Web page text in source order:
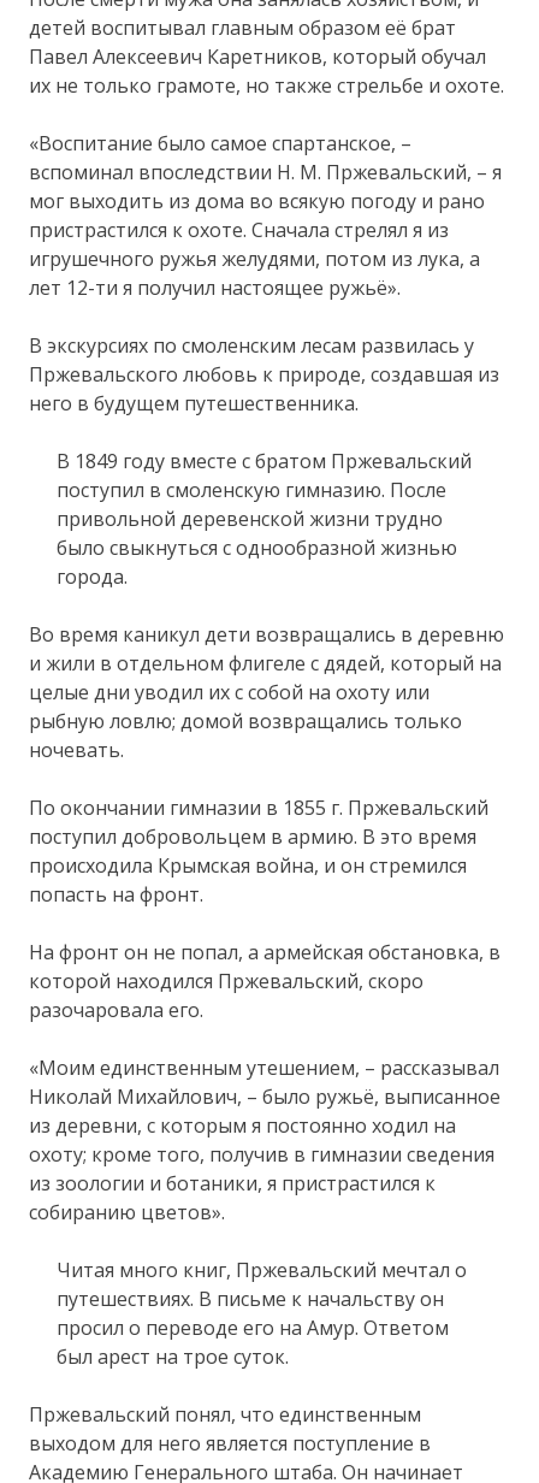
детей воспитывал главным образом её брат
Павел Алексеевич Каретников, который обучал
их не только грамоте, но также стрельбе и охоте.
«Воспитание было самое спартанское, –
вспоминал впоследствии H. M. Пржевальский, – я
мог выходить из дома во всякую погоду и рано
пристрастился к охоте. Сначала стрелял я из
игрушечного ружья желудями, потом из лука, а
лет 12-ти я получил настоящее ружьё».
В экскурсиях по смоленским лесам развилась у
Пржевальского любовь к природе, создавшая из
него в будущем путешественника.
В 1849 году вместе с братом Пржевальский
поступил в смоленскую гимназию. После
привольной деревенской жизни трудно
было свыкнуться с однообразной жизнью
города.
Во время каникул дети возвращались в деревню
и жили в отдельном флигеле с дядей, который на
целые дни уводил их с собой на охоту или
рыбную ловлю; домой возвращались только
ночевать.
По окончании гимназии в 1855 г. Пржевальский
поступил добровольцем в армию. В это время
происходила Крымская война, и он стремился
попасть на фронт.
На фронт он не попал, а армейская обстановка, в
которой находился Пржевальский, скоро
разочаровала его.
«Моим единственным утешением, – рассказывал
Николай Михайлович, – было ружьё, выписанное
из деревни, с которым я постоянно ходил на
охоту; кроме того, получив в гимназии сведения
из зоологии и ботаники, я пристрастился к
собиранию цветов».
Читая много книг, Пржевальский мечтал о
путешествиях. В письме к начальству он
просил о переводе его на Амур. Ответом
был арест на трое суток.
Пржевальский понял, что единственным
выходом для него является поступление в
Академию Генерального штаба. Он начинает